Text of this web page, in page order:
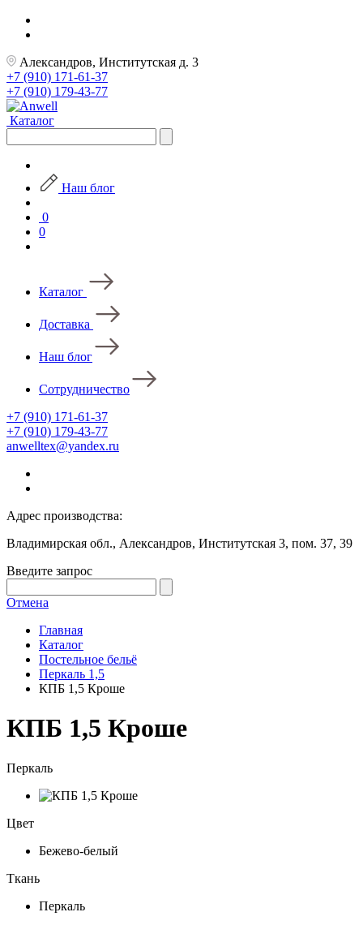
Александров, Институтская д. 3
+7 (910) 171-61-37
+7 (910) 179-43-77
Каталог
Наш блог
0
0
Каталог
Доставка
Наш блог
Сотрудничество
+7 (910) 171-61-37
+7 (910) 179-43-77
anwelltex@yandex.ru
Адрес производства:
Владимирская обл., Александров, Институтская 3, пом. 37, 39
Введите запрос
Отмена
Главная
Каталог
Постельное бельё
Перкаль 1,5
КПБ 1,5 Кроше
КПБ 1,5 Кроше
Перкаль
Цвет
Бежево-белый
Ткань
Перкаль